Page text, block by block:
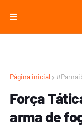
Página inicial
Força
arma de